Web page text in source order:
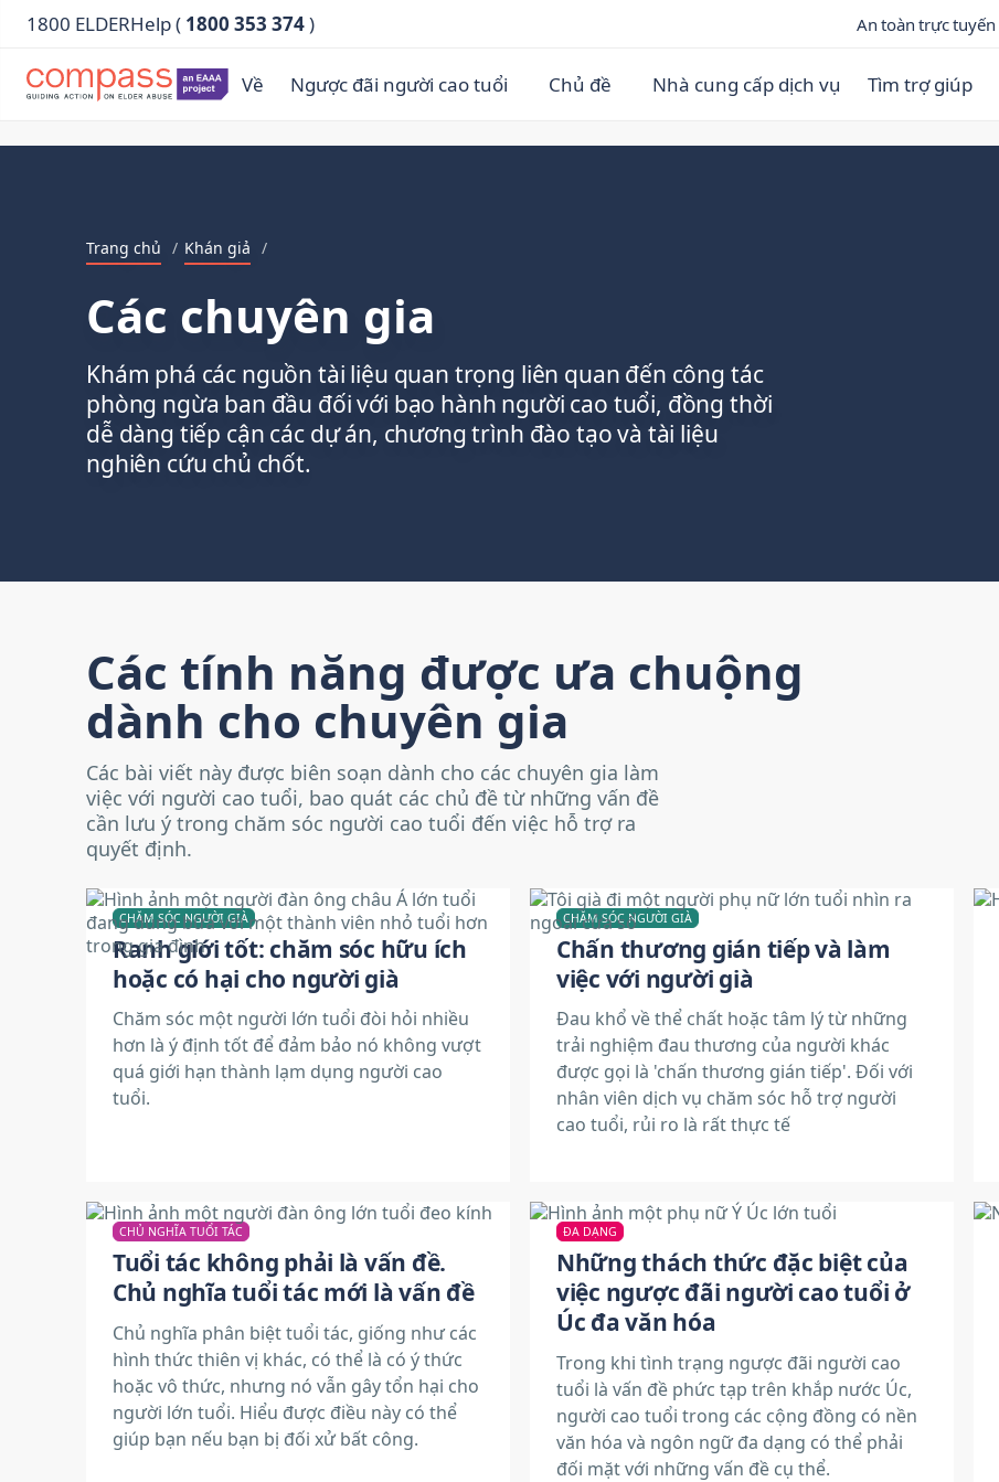
1800 ELDERHelp ( 1800 353 374) An toàn trực tuyến
Về Ngược đãi người cao tuổi Chủ đề Nhà cung cấp dịch vụ Tìm trợ giúp
Trang chủ / Khán giả /
Các chuyên gia
Khám phá các nguồn tài liệu quan trọng liên quan đến công tác
phòng ngừa ban đầu đối với bạo hành người cao tuổi, đồng thời
dễ dàng tiếp cận các dự án, chương trình đào tạo và tài liệu
nghiên cứu chủ chốt.
Các tính năng được ưa chuộng
dành cho chuyên gia
Các bài viết này được biên soạn dành cho các chuyên gia làm
việc với người cao tuổi, bao quát các chủ đề từ những vấn đề
cần lưu ý trong chăm sóc người cao tuổi đến việc hỗ trợ ra
quyết định.
CHĂM SÓC NGƯỜI GIÀ
Ranh giới tốt: chăm sóc hữu ích
hoặc có hại cho người già
Chăm sóc một người lớn tuổi đòi hỏi nhiều
hơn là ý định tốt để đảm bảo nó không vượt
quá giới hạn thành lạm dụng người cao
tuổi.
CHĂM SÓC NGƯỜI GIÀ
Chấn thương gián tiếp và làm
việc với người già
Đau khổ về thể chất hoặc tâm lý từ những
trải nghiệm đau thương của người khác
được gọi là 'chấn thương gián tiếp'. Đối với
nhân viên dịch vụ chăm sóc hỗ trợ người
cao tuổi, rủi ro là rất thực tế
CHỦ NGHĨA TUỔI TÁC
Tuổi tác không phải là vấn đề.
Chủ nghĩa tuổi tác mới là vấn đề
Chủ nghĩa phân biệt tuổi tác, giống như các
hình thức thiên vị khác, có thể là có ý thức
hoặc vô thức, nhưng nó vẫn gây tổn hại cho
người lớn tuổi. Hiểu được điều này có thể
giúp bạn nếu bạn bị đối xử bất công.
ĐA DẠNG
Những thách thức đặc biệt của
việc ngược đãi người cao tuổi ở
Úc đa văn hóa
Trong khi tình trạng ngược đãi người cao
tuổi là vấn đề phức tạp trên khắp nước Úc,
người cao tuổi trong các cộng đồng có nền
văn hóa và ngôn ngữ đa dạng có thể phải
đối mặt với những vấn đề cụ thể.